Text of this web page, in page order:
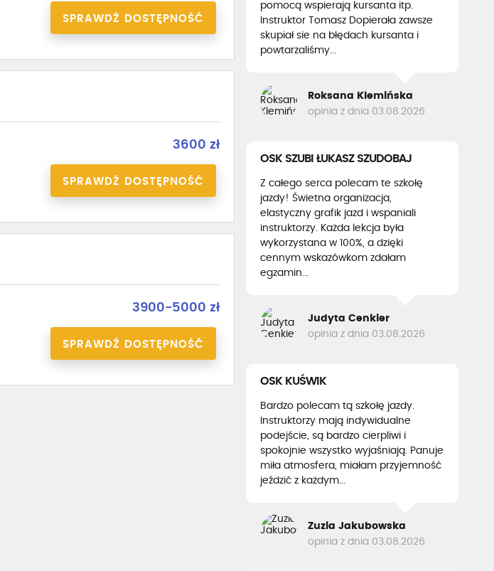
SPRAWDŹ DOSTĘPNOŚĆ
3600 zł
SPRAWDŹ DOSTĘPNOŚĆ
3900-5000 zł
SPRAWDŹ DOSTĘPNOŚĆ
pomocą wspierają kursanta itp.
Instruktor Tomasz Dopierała zawsze
skupiał sie na błędach kursanta i
powtarzaliśmy...
Roksana Klemińska
opinia z dnia 03.08.2026
OSK SZUBI ŁUKASZ SZUDOBAJ
Z całego serca polecam te szkołę
jazdy! Świetna organizacja,
elastyczny grafik jazd i wspaniali
instruktorzy. Każda lekcja była
wykorzystana w 100%, a dzięki
cennym wskazówkom zdałam
egzamin...
Judyta Cenkier
opinia z dnia 03.08.2026
OSK KUŚWIK
Bardzo polecam tą szkołę jazdy.
Instruktorzy mają indywidualne
podejście, są bardzo cierpliwi i
spokojnie wszystko wyjaśniają. Panuje
miła atmosfera, miałam przyjemność
jeździć z każdym...
Zuzia Jakubowska
opinia z dnia 03.08.2026